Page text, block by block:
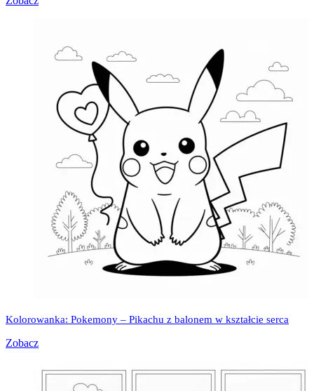
Kolorowanka: Pokemony – Pikachu z balonem w kształcie serca
Zobacz